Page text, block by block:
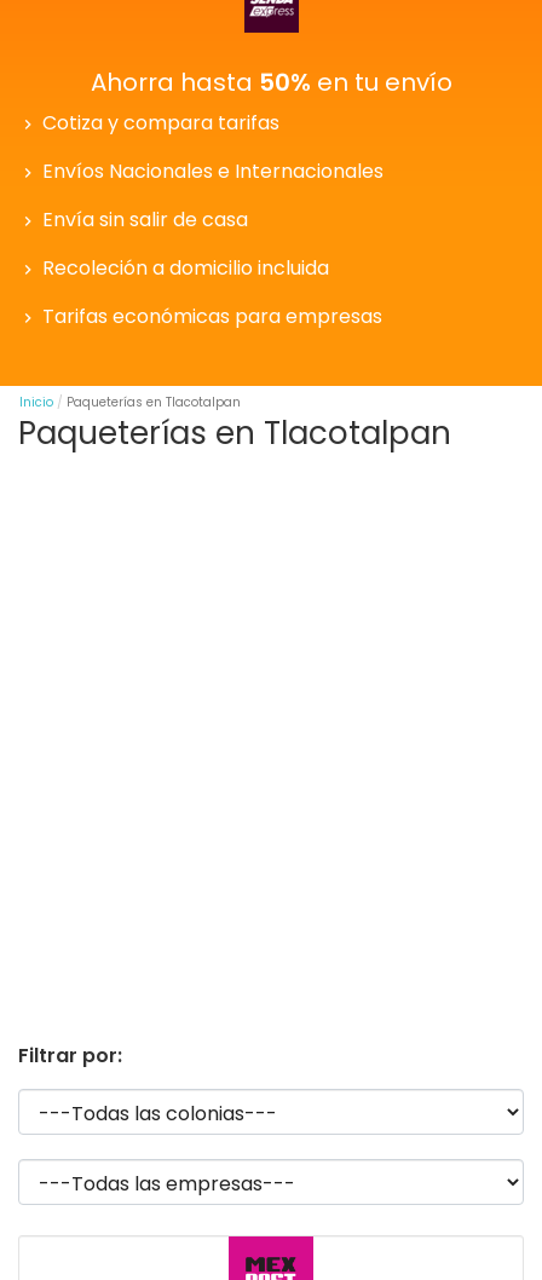
Ahorra hasta 50% en tu envío
Cotiza y compara tarifas
Envíos Nacionales e Internacionales
Envía sin salir de casa
Recoleción a domicilio incluida
Tarifas económicas para empresas
Inicio Paqueterías en Tlacotalpan
Paqueterías en Tlacotalpan
Filtrar por: